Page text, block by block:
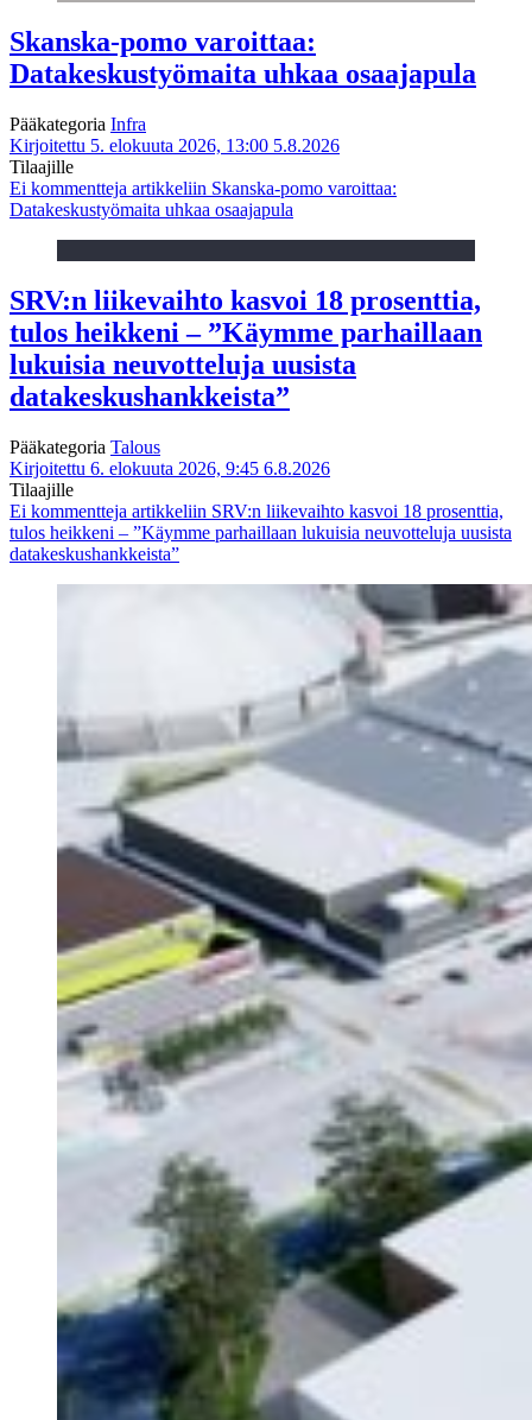
Skanska-pomo varoittaa:
Datakeskustyömaita uhkaa osaajapula
Pääkategoria Infra
Kirjoitettu 5. elokuuta 2026, 13:00 5.8.2026
Tilaajille
Ei kommentteja artikkeliin Skanska-pomo varoittaa:
Datakeskustyömaita uhkaa osaajapula
SRV:n liikevaihto kasvoi 18 prosenttia,
tulos heikkeni – ”Käymme parhaillaan
lukuisia neuvotteluja uusista
datakeskushankkeista”
Pääkategoria Talous
Kirjoitettu 6. elokuuta 2026, 9:45 6.8.2026
Tilaajille
Ei kommentteja artikkeliin SRV:n liikevaihto kasvoi 18 prosenttia,
tulos heikkeni – ”Käymme parhaillaan lukuisia neuvotteluja uusista
datakeskushankkeista”